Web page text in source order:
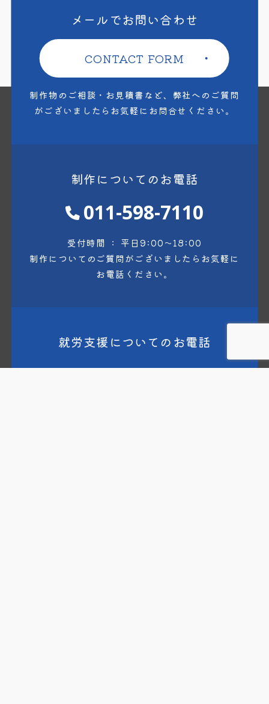
メールでお問い合わせ
CONTACT FORM
制作物のご相談・お見積書など、 弊社へのご質問
がございましたら お気軽にお問合せください。
制作についてのお電話
011-598-7110
受付時間 ： 平日9:00〜18:00
制作についてのご質問がございましたら お気軽に
お電話ください。
就労支援についてのお電話
011-876-0473